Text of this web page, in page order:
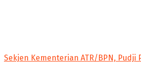
Sekjen Kementerian ATR/BPN, Pudji